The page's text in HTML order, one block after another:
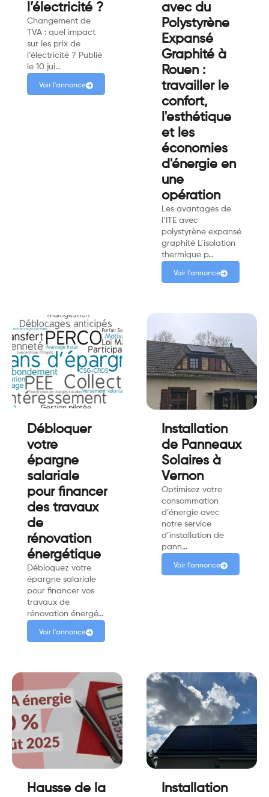
l’électricité ?
Changement de
TVA : quel impact
sur les prix de
l’électricité ? Publié
le 10 jui…
Voir l'annonce
avec du
Polystyrène
Expansé
Graphité à
Rouen :
travailler le
confort,
l'esthétique
et les
économies
d'énergie en
une
opération
Les avantages de
l’ITE avec
polystyrène expansé
graphité L’isolation
thermique p…
Voir l'annonce
Débloquer
votre
épargne
salariale
pour financer
des travaux
de
rénovation
énergétique
Débloquez votre
épargne salariale
pour financer vos
travaux de
rénovation énergé…
Voir l'annonce
Installation
de Panneaux
Solaires à
Vernon
Optimisez votre
consommation
d’énergie avec
notre service
d’installation de
pann…
Voir l'annonce
Hausse de la
Installation